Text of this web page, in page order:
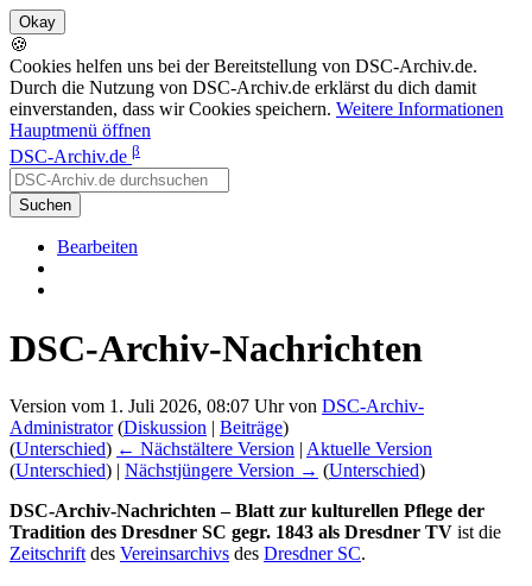
🍪
Cookies helfen uns bei der Bereitstellung von DSC-Archiv.de.
Durch die Nutzung von DSC-Archiv.de erklärst du dich damit
einverstanden, dass wir Cookies speichern. Weitere Informationen
Hauptmenü öffnen
DSC-Archiv.de β
Suchen
Bearbeiten
DSC-Archiv-Nachrichten
Version vom 1. Juli 2026, 08:07 Uhr von DSC-Archiv-
Administrator (Diskussion | Beiträge)
(Unterschied) ← Nächstältere Version | Aktuelle Version
(Unterschied) | Nächstjüngere Version → (Unterschied)
DSC-Archiv-Nachrichten – Blatt zur kulturellen Pflege der
Tradition des Dresdner SC gegr. 1843 als Dresdner TV ist die
Zeitschrift des Vereinsarchivs des Dresdner SC.